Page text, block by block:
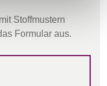
Stoffmustern
Formular aus.